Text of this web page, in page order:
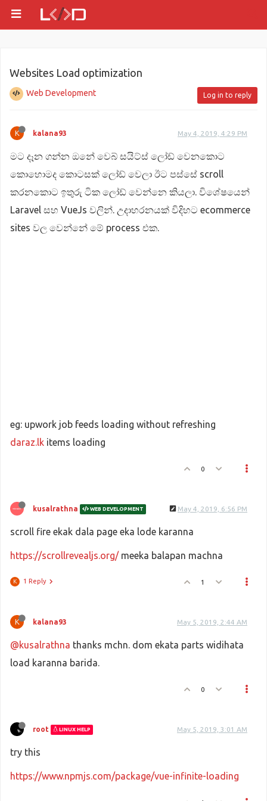
Websites Load optimization
Web Development Log in to reply
K kalana93 May 4, 2019, 4:29 PM
මට දෑන ගන්න ඔනේ වෙබ් සයිට්ස් ලෝඩ් වෙනකොට
කොහොමද කොටසක් ලෝඩ් වෙලා ඊට පස්සේ scroll
කරනකොට ඉතුරු ටික ලෝඩ් වෙන්නෙ කියලා. විශේෂයෙන්
Laravel සහ VueJs වලින්. උදාහරනයක් විදිහට ecommerce
sites වල වෙන්නේ මේ process එක.
eg: upwork job feeds loading without refreshing
daraz.lk items loading
0
kusalrathna WEB DEVELOPMENT May 4, 2019, 6:56 PM
scroll fire ekak dala page eka lode karanna
https://scrollrevealjs.org/meeka balapan machna
K 1 Reply 1
K kalana93 May 5, 2019, 2:44 AM
@kusalrathna thanks mchn. dom ekata parts widihata
load karanna barida.
0
root LINUX HELP May 5, 2019, 3:01 AM
try this
https://www.npmjs.com/package/vue-infinite-loading